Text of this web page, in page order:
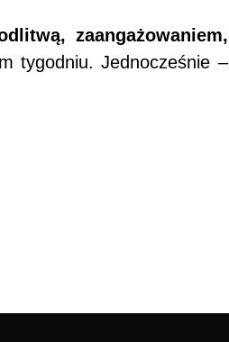
zaangażowaniem,
tygodniu. Jednocześnie –